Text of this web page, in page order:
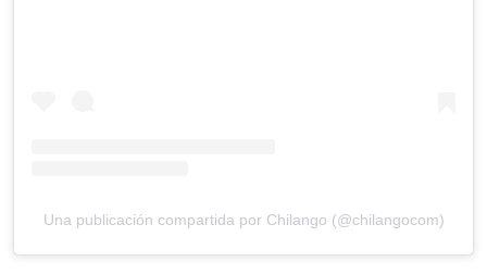
Una publicación compartida por Chilango (@chilangocom)